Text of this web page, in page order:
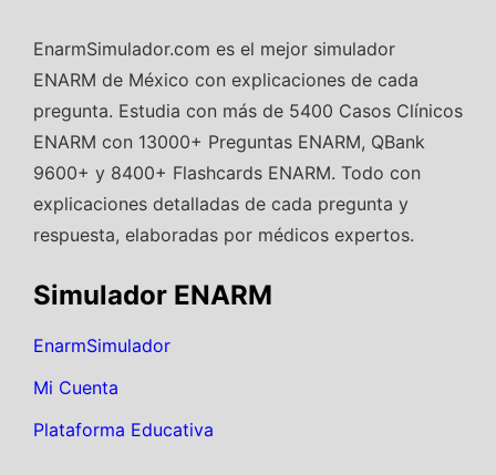
EnarmSimulador.com es el mejor simulador
ENARM de México con explicaciones de cada
pregunta. Estudia con más de 5400 Casos Clínicos
ENARM con 13000+ Preguntas ENARM, QBank
9600+ y 8400+ Flashcards ENARM. Todo con
explicaciones detalladas de cada pregunta y
respuesta, elaboradas por médicos expertos.
Simulador ENARM
EnarmSimulador
Mi Cuenta
Plataforma Educativa